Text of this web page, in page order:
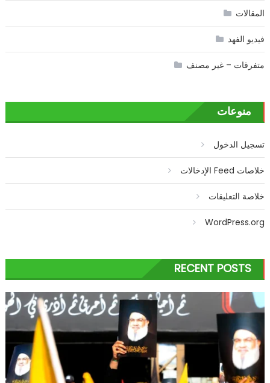
المقالات
فيديو الفهد
متفرقات – غير مصنف
منوعات
تسجيل الدخول
خلاصات Feed الإدخالات
خلاصة التعليقات
WordPress.org
RECENT POSTS